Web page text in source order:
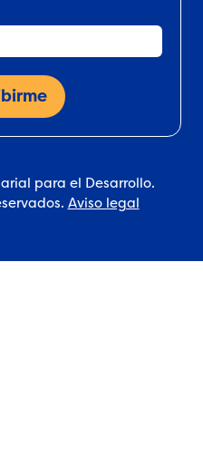
para el Desarrollo.
Aviso legal